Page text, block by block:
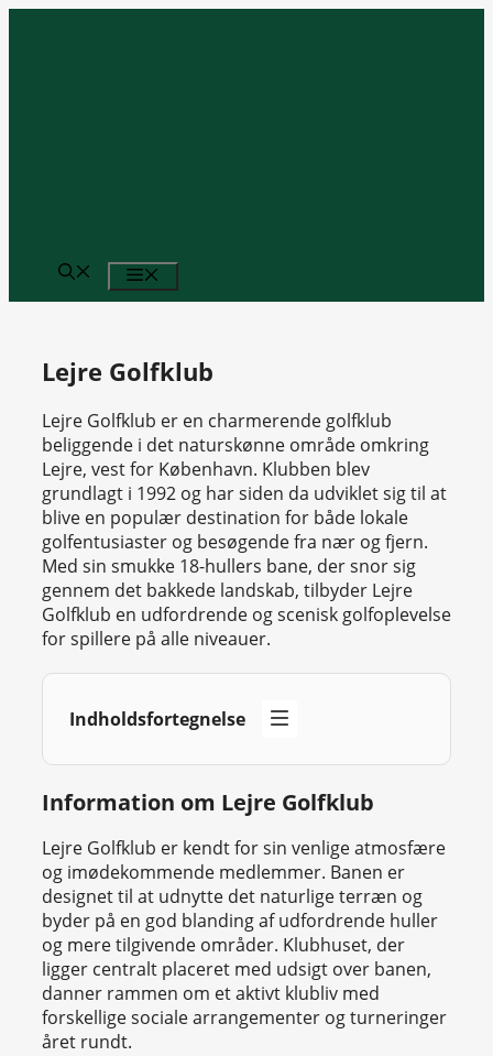
Lejre Golfklub
Lejre Golfklub er en charmerende golfklub
beliggende i det naturskønne område omkring
Lejre, vest for København. Klubben blev
grundlagt i 1992 og har siden da udviklet sig til at
blive en populær destination for både lokale
golfentusiaster og besøgende fra nær og fjern.
Med sin smukke 18-hullers bane, der snor sig
gennem det bakkede landskab, tilbyder Lejre
Golfklub en udfordrende og scenisk golfoplevelse
for spillere på alle niveauer.
Indholdsfortegnelse
Information om Lejre Golfklub
Lejre Golfklub er kendt for sin venlige atmosfære
og imødekommende medlemmer. Banen er
designet til at udnytte det naturlige terræn og
byder på en god blanding af udfordrende huller
og mere tilgivende områder. Klubhuset, der
ligger centralt placeret med udsigt over banen,
danner rammen om et aktivt klubliv med
forskellige sociale arrangementer og turneringer
året rundt.